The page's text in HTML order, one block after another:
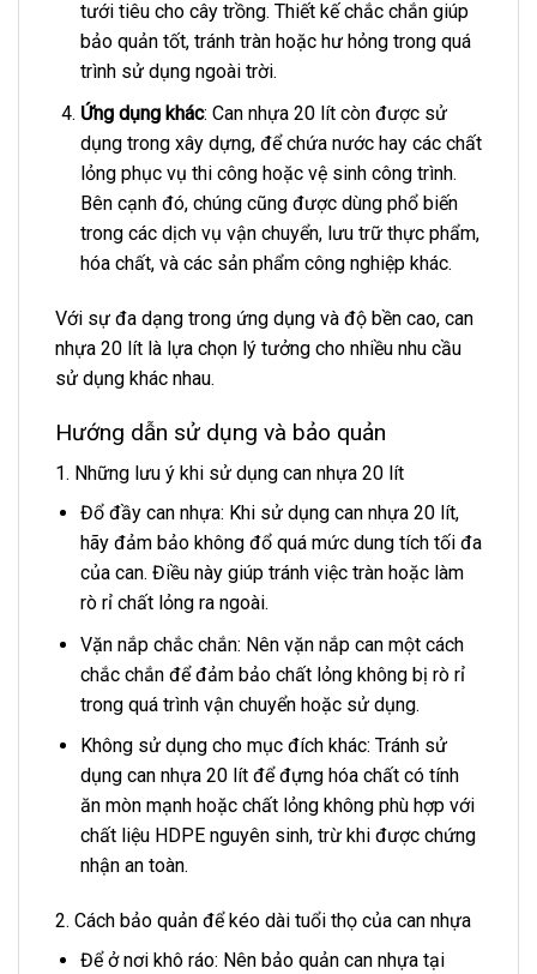
tưới tiêu cho cây trồng. Thiết kế chắc chắn giúp
bảo quản tốt, tránh tràn hoặc hư hỏng trong quá
trình sử dụng ngoài trời.
Ứng dụng khác: Can nhựa 20 lít còn được sử
dụng trong xây dựng, để chứa nước hay các chất
lỏng phục vụ thi công hoặc vệ sinh công trình.
Bên cạnh đó, chúng cũng được dùng phổ biến
trong các dịch vụ vận chuyển, lưu trữ thực phẩm,
hóa chất, và các sản phẩm công nghiệp khác.
Với sự đa dạng trong ứng dụng và độ bền cao, can
nhựa 20 lít là lựa chọn lý tưởng cho nhiều nhu cầu
sử dụng khác nhau.
Hướng dẫn sử dụng và bảo quản
1. Những lưu ý khi sử dụng can nhựa 20 lít
Đổ đầy can nhựa: Khi sử dụng can nhựa 20 lít,
hãy đảm bảo không đổ quá mức dung tích tối đa
của can. Điều này giúp tránh việc tràn hoặc làm
rò rỉ chất lỏng ra ngoài.
Vặn nắp chắc chắn: Nên vặn nắp can một cách
chắc chắn để đảm bảo chất lỏng không bị rò rỉ
trong quá trình vận chuyển hoặc sử dụng.
Không sử dụng cho mục đích khác: Tránh sử
dụng can nhựa 20 lít để đựng hóa chất có tính
ăn mòn mạnh hoặc chất lỏng không phù hợp với
chất liệu HDPE nguyên sinh, trừ khi được chứng
nhận an toàn.
2. Cách bảo quản để kéo dài tuổi thọ của can nhựa
Để ở nơi khô ráo: Nên bảo quản can nhựa tại